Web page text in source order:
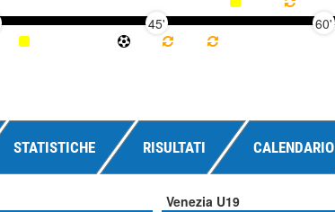
45' 60'
STATISTICHE RISULTATI CALENDARIO
Venezia U19